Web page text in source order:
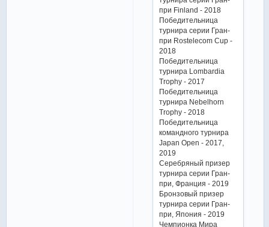
при Finland - 2018
Победительница
турнира серии Гран-
при Rostelecom Cup -
2018
Победительница
турнира Lombardia
Trophy - 2017
Победительница
турнира Nebelhorn
Trophy - 2018
Победительница
командного турнира
Japan Open - 2017,
2019
Серебряный призер
турнира серии Гран-
при, Франция - 2019
Бронзовый призер
турнира серии Гран-
при, Япония - 2019
Чемпионка Мира